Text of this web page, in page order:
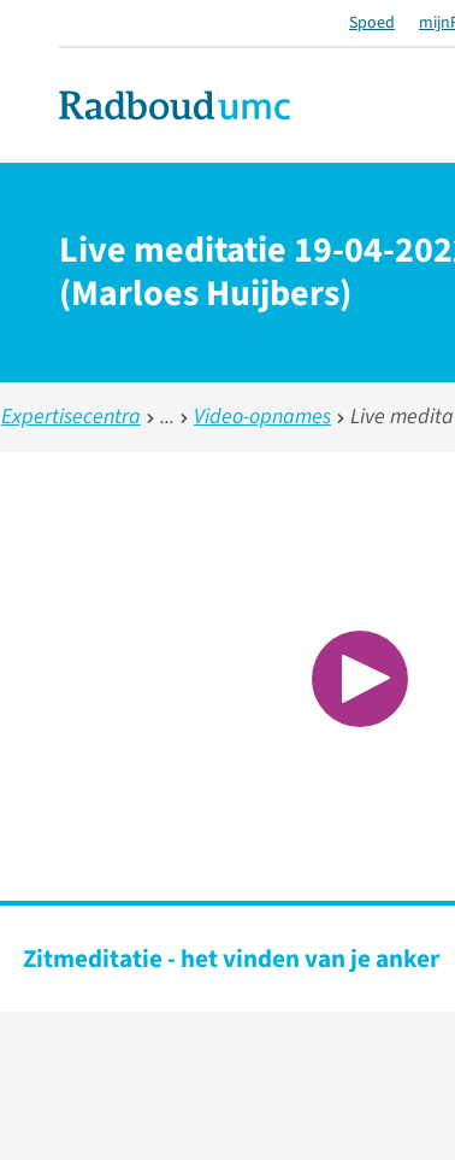
Spoed
Live meditatie 19-04-
(Marloes Huijbers)
Expertisecentra Video-opnames Live
Zitmeditatie - het vinden van je anker